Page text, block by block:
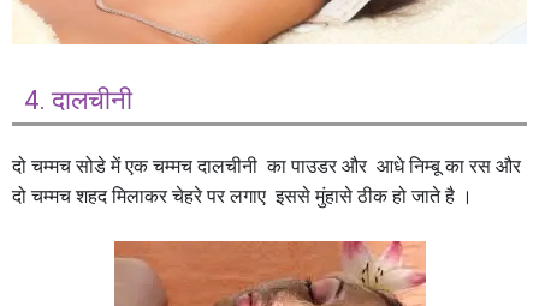
4. दालचीनी
दो चम्मच सोडे में एक चम्मच दालचीनी का पाउडर और आधे निम्बू का रस और
दो चम्मच शहद मिलाकर चेहरे पर लगाए इससे मुंहासे ठीक हो जाते है ।